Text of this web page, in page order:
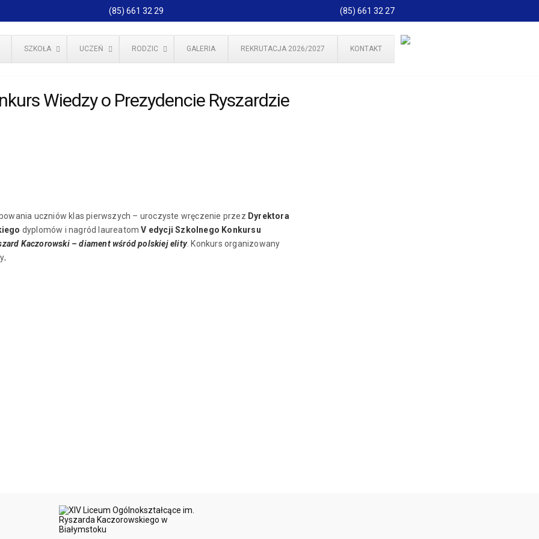
(85) 661 32 29 (85) 661 32 27
SZKOŁA UCZEŃ RODZIC GALERIA REKRUTACJA 2026/2027 KONTAKT
Wiedzy o Prezydencie Ryszardzie
uczniów klas pierwszych – uroczyste wręczenie przez Dyrektora
dyplomów i nagród laureatomV edycji Szkolnego Konkursu
Kaczorowski – diament wśród polskiej elity. Konkurs organizowany
.